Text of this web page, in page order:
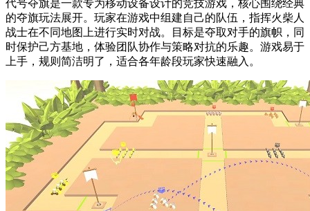
代号夺旗是一款专为移动设备设计的竞技游戏，核心围绕经典
的夺旗玩法展开。玩家在游戏中组建自己的队伍，指挥火柴人
战士在不同地图上进行实时对战。目标是夺取对手的旗帜，同
时保护己方基地，体验团队协作与策略对抗的乐趣。游戏易于
上手，规则简洁明了，适合各年龄段玩家快速融入。